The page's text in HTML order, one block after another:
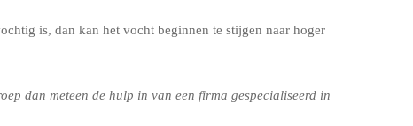
is, dan kan het vocht beginnen te stijgen naar hoger
dan meteen de hulp in van een firma gespecialiseerd in